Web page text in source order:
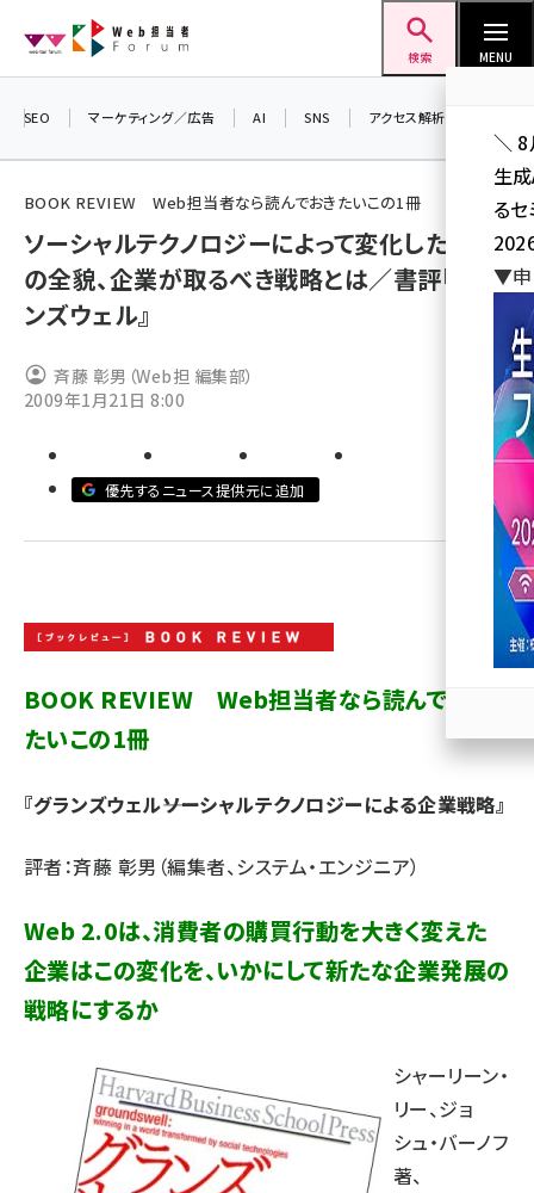
ン
検索 MENU
seo (3538)
ai (2820)
note (2322)
z世代 (1629)
SEO マーケティング／広告 AI SNS アクセス解析／データ分析
BOOK REVIEW Web担当者なら読んでおきたいこの1冊
ソーシャルテクノロジーによって変化した世界
の全貌、企業が取るべき戦略とは／書評『グラ
ンズウェル』
斉藤 彰男（Web担 編集部）
2009年1月21日 8:00
優先するニュース提供元に追加
BOOK REVIEW Web担当者なら読んでおき
たいこの1冊
『グランズウェル――ソーシャルテクノロジーによる企業戦略』
評者：斉藤 彰男（編集者、システム・エンジニア）
Web 2.0は、消費者の購買行動を大きく変えた
企業はこの変化を、いかにして新たな企業発展の
戦略にするか
シャーリーン・
リー、ジョ
シュ・バーノフ
著、
＼ 8
生
る
▼申